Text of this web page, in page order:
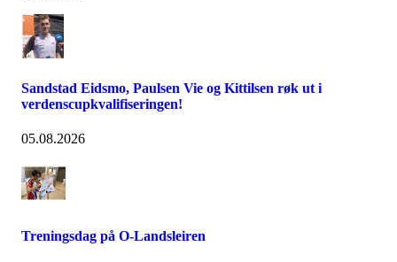
Sandstad Eidsmo, Paulsen Vie og Kittilsen røk ut i
verdenscupkvalifiseringen!
05.08.2026
Treningsdag på O-Landsleiren